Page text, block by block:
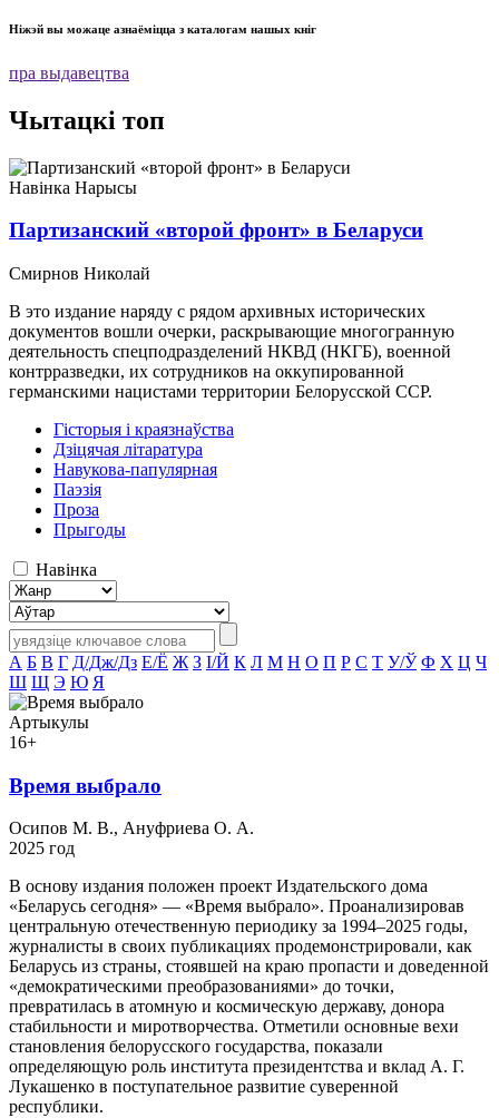
Ніжэй вы можаце азнаёміцца ​​з каталогам нашых кніг
пра выдавецтва
Чытацкі топ
Навiнка Нарысы
Партизанский «второй фронт» в Беларуси
Смирнов Николай
В это издание наряду с рядом архивных исторических
документов вошли очерки, раскрывающие многогранную
деятельность спецподразделений НКВД (НКГБ), военной
контрразведки, их сотрудников на оккупированной
германскими нацистами территории Белорусской ССР.
Гісторыя і краязнаўства
Дзіцячая літаратура
Навукова-папулярная
Паэзія
Проза
Прыгоды
Навінка
А Б В Г Д/Дж/Дз Е/Ё Ж З І/Й К Л М Н О П Р С Т У/Ў Ф Х Ц Ч
Ш Щ Э Ю Я
Артыкулы
16+
Время выбрало
Осипов М. В., Ануфриева О. А.
2025 год
В основу издания положен проект Издательского дома
«Беларусь сегодня» — «Время выбрало». Проанализировав
центральную отечественную периодику за 1994–2025 годы,
журналисты в своих публикациях продемонстрировали, как
Беларусь из страны, стоявшей на краю пропасти и доведенной
«демократическими преобразованиями» до точки,
превратилась в атомную и космическую державу, донора
стабильности и миротворчества. Отметили основные вехи
становления белорусского государства, показали
определяющую роль института президентства и вклад А. Г.
Лукашенко в поступательное развитие суверенной
республики.